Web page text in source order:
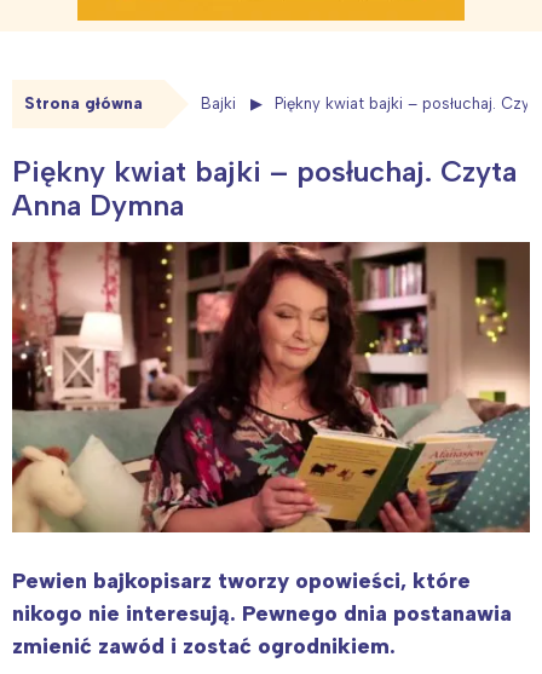
Strona główna Bajki Piękny kwiat bajki – posłuchaj.
Piękny kwiat bajki – posłuchaj. Czyta
Anna Dymna
Pewien bajkopisarz tworzy opowieści, które
nikogo nie interesują. Pewnego dnia postanawia
zmienić zawód i zostać ogrodnikiem.